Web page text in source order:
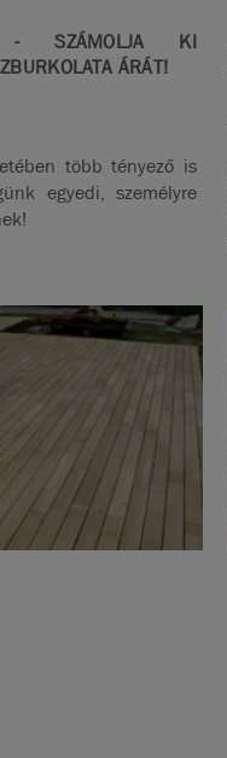
- SZÁMOLJA KI
ÁRÁT!
több tényező is
egyedi, személyre